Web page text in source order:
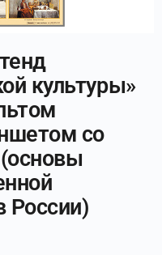
культуры»
со
России)